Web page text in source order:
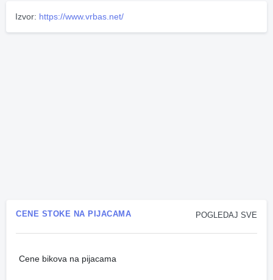
Izvor: https://www.vrbas.net/
POGLEDAJ SVE
CENE STOKE NA PIJACAMA
Cene bikova na pijacama